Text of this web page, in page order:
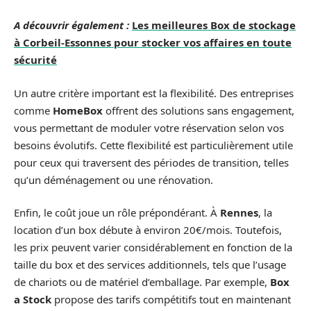
A découvrir également : Les meilleures Box de stockage
à Corbeil-Essonnes pour stocker vos affaires en toute
sécurité
Un autre critère important est la flexibilité. Des entreprises
comme HomeBox offrent des solutions sans engagement,
vous permettant de moduler votre réservation selon vos
besoins évolutifs. Cette flexibilité est particulièrement utile
pour ceux qui traversent des périodes de transition, telles
qu’un déménagement ou une rénovation.
Enfin, le coût joue un rôle prépondérant. À Rennes, la
location d’un box débute à environ 20€/mois. Toutefois,
les prix peuvent varier considérablement en fonction de la
taille du box et des services additionnels, tels que l’usage
de chariots ou de matériel d’emballage. Par exemple, Box
a Stock propose des tarifs compétitifs tout en maintenant